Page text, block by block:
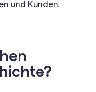
und Kunden.